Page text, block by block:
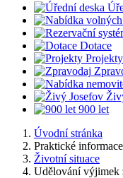
Dotace
Projekty
900 let
Úvodní stránka
Praktické informace
Životní situace
Udělování výjimek